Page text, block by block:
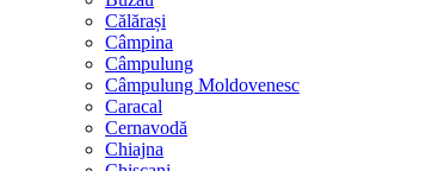
Călărași
Câmpina
Câmpulung
Câmpulung Moldovenesc
Caracal
Cernavodă
Chiajna